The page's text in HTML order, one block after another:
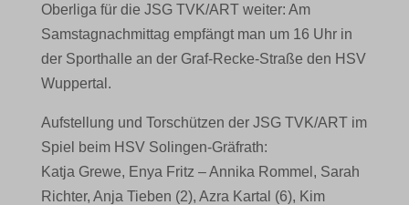
Oberliga für die JSG TVK/ART weiter: Am
Samstagnachmittag empfängt man um 16 Uhr in
der Sporthalle an der Graf-Recke-Straße den HSV
Wuppertal.
Aufstellung und Torschützen der JSG TVK/ART im
Spiel beim HSV Solingen-Gräfrath:
Katja Grewe, Enya Fritz – Annika Rommel, Sarah
Richter, Anja Tieben (2), Azra Kartal (6), Kim